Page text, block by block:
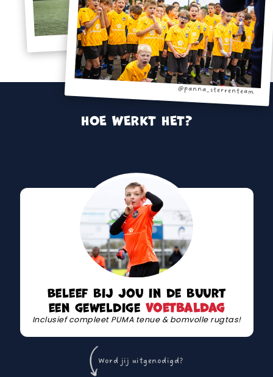
@panna_sterrenteam
@panna_sterrenteam
HOE WERKT HET?
Beleef bij jou in de buurt
een geweldige voetbaldag
Inclusief compleet PUMA tenue & bomvolle rugtas!
Word jij uitgenodigd?